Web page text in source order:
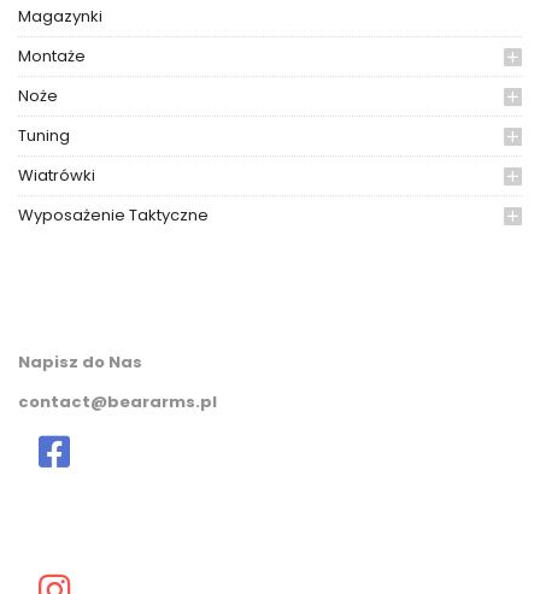
Magazynki
Montaże
Noże
Tuning
Wiatrówki
Wyposażenie Taktyczne
Napisz do Nas
contact@beararms.pl